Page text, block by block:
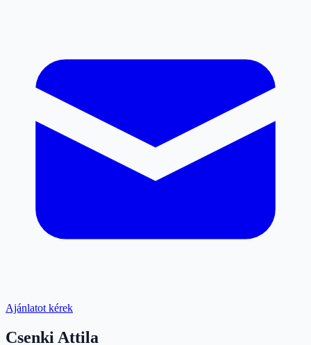
Ajánlatot kérek
Csenki Attila